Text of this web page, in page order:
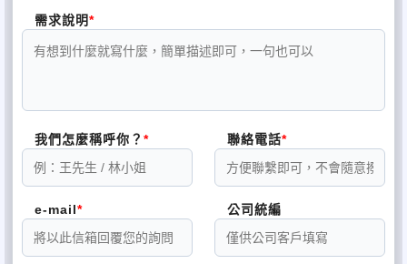
需求說明
我們怎麼稱呼你？ 聯絡電話
e-mail 公司統編